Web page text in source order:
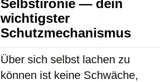
Selbstironie — dein
wichtigster
Schutzmechanismus
Über sich selbst lachen zu
können ist keine Schwäche,